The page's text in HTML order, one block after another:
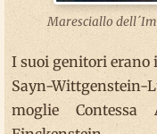
Maresciallo
I suoi genitori erano
Sayn-
moglie